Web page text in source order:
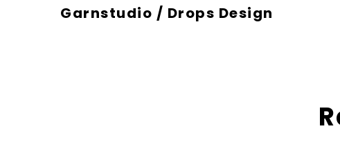
Garnstudio / Drops Design